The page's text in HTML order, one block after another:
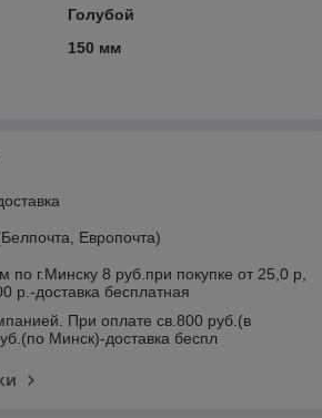
Голубой
150 мм
Европочта)
по г.Минску 8 руб.при покупке от 25,0 р,
р.-доставка бесплатная
При оплате св.800 руб.(в
Минск)-доставка беспл